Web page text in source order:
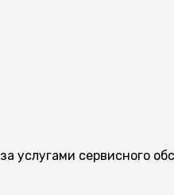
за услугами сервисного